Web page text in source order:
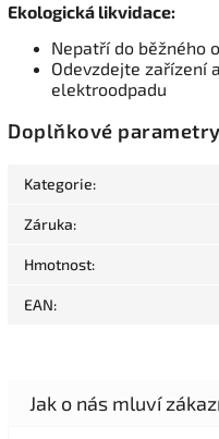
Ekologická likvidace:
Nepatří do běžného
Odevzdejte zařízení
elektroodpadu
Doplňkové parametry
Kategorie:
Záruka:
Hmotnost:
EAN: